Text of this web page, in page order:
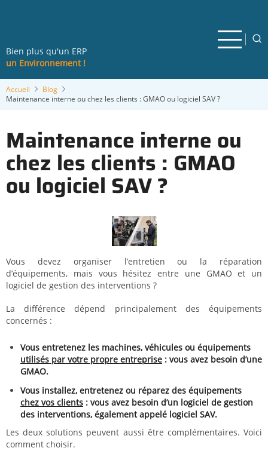
Bien plus qu'un ERP
un Environnement !
Accueil
Blog
Maintenance interne ou chez les clients : GMAO ou logiciel SAV ?
Maintenance interne ou
chez les clients : GMAO
ou logiciel SAV ?
Vous devez organiser l’entretien ou la réparation
d’équipements, mais vous hésitez entre une GMAO et un
logiciel de gestion des interventions ?
La différence dépend principalement des équipements
concernés :
Vous entretenez les machines, véhicules ou équipements
utilisés par votre propre entreprise : vous avez besoin d’une
GMAO.
Vous installez, entretenez ou réparez des équipements
chez vos clients : vous avez besoin d’un logiciel de gestion
des interventions, également appelé logiciel SAV.
Les deux solutions peuvent aussi être complémentaires. Voici
comment choisir.